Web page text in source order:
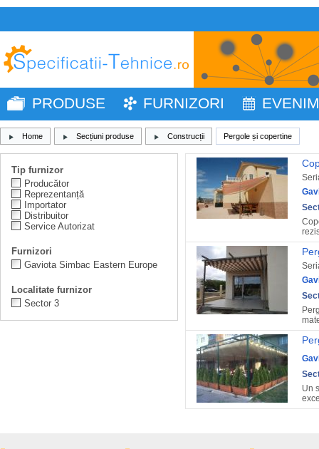
PRODUSE FURNIZORI
Home Secțiuni produse Construcții Pergole și copertine
Tip furnizor
Producător
Reprezentanță
Importator
Distribuitor
Service Autorizat
Furnizori
Gaviota Simbac Eastern Europe
Localitate furnizor
Sector 3
Un